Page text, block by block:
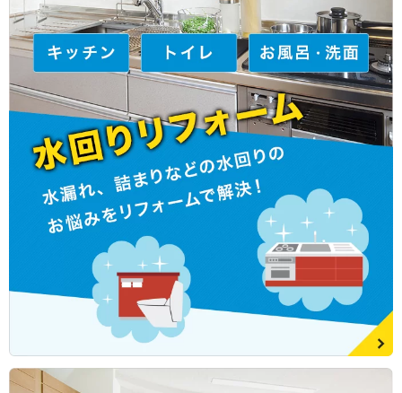
バスタブの寿命はどのくらい？交換のタイミングと長持ち
させるポイントを紹介
2022/05/09
お風呂でカビが発生しやすい原因と対策を紹介。リフォー
ムも有効です！